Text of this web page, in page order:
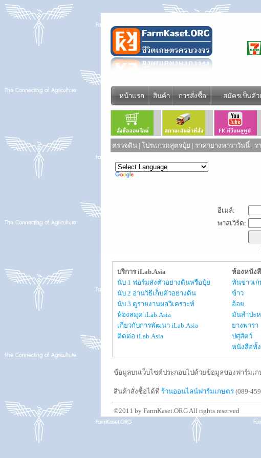
หน้าแรก สินค้า การสั่งซื้อ สมัครเป็นตั
ตรวจดิน | โปรแกรมสูตรปุ๋ย | ราคายางพาราวันนี้ | ร
อีเมล์:
พาสเวิร์ด:
บริการ iLab.Asia
นับ 1 ฟอร์มส่งตัวอย่างดินหรือปุ๋ย
นับ 2 อ่านวิธีเก็บตัวอย่างดิน
นับ 3 ดูรายงานผลวิเคราะห์
ห้องสมุด iLab.Asia
เกี่ยวกับการพัฒนา iLab.Asia
ติดต่อ iLab.Asia
ห้องหนัง
ทันข่าวเ
ข้าว
อ้อย
มันสำปะ
ยางพารา
ปศุสัตว์
หนังสือทั้
ข้อมูลบนเว็บไซต์ประกอบไปด้วยข้อมูลของฟาร์มเ
สินค้าสั่งซื้อได้ที่ ร้านออนไลน์ฟาร์มเกษตร (089-
©2011 by FarmKaset.ORG All rights reserved